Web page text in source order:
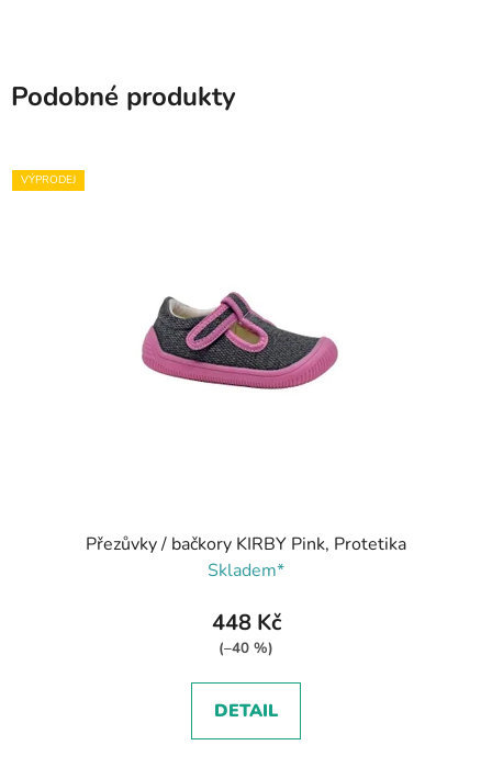
Podobné produkty
VÝPRODEJ
Přezůvky / bačkory KIRBY Pink, Protetika
Skladem*
448 Kč
(–40 %)
DETAIL